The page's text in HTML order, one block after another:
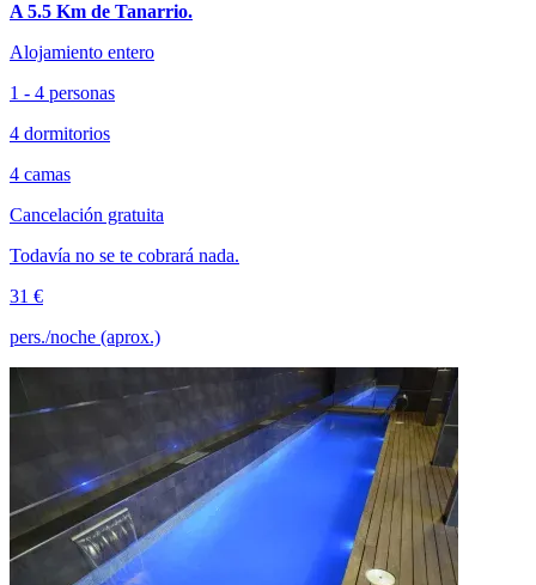
A 5.5 Km de Tanarrio.
Alojamiento entero
1 - 4 personas
4 dormitorios
4 camas
Cancelación gratuita
Todavía no se te cobrará nada.
31 €
pers./noche (aprox.)